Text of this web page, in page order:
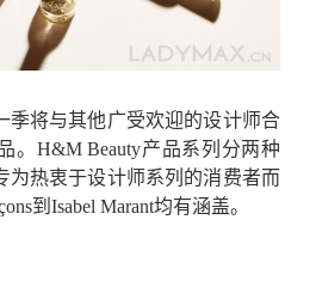
季将与其他广受欢迎的设计师合
。H&M Beauty产品系列分两种
为热衷于设计师系列的消费者而
到Isabel Marant均有涵盖。